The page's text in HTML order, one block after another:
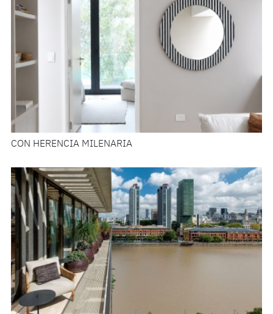
CON HERENCIA MILENARIA